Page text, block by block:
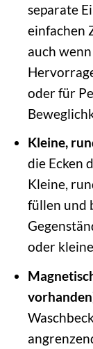
separate
einfachen
auch
oder für
Kleine,
die Ecken
Kleine,
füllen und
oder